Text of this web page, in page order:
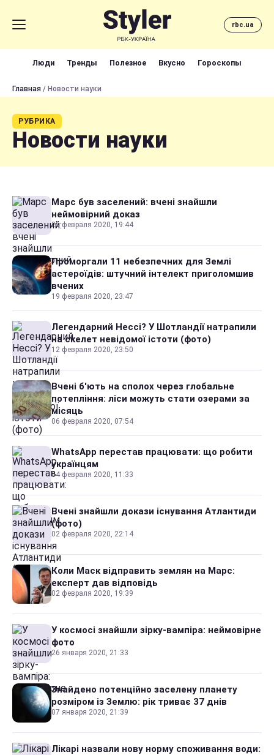
rbc.ua
Люди Тренды Полезное Вкусно Гороскопы
Главная / Новости науки
РУБРИКА
Новости науки
Марс був заселений: вчені знайшли
неймовірний доказ
25 февраля 2020, 19:44
Проморгали 11 небезпечних для Землі
астероїдів: штучний інтелект приголомшив
вчених
19 февраля 2020, 23:47
Легендарний Нессі? У Шотландії натрапили
на скелет невідомої істоти (фото)
12 февраля 2020, 23:50
Вчені б'ють на сполох через глобальне
потепління: ліси можуть стати озерами за
місяць
06 февраля 2020, 07:54
WhatsApp перестав працювати: що робити
українцям
04 февраля 2020, 11:33
Вчені знайшли докази існування Атлантиди
(фото)
02 февраля 2020, 22:14
Коли Маск відправить землян на Марс:
експерт дав відповідь
02 февраля 2020, 19:39
У космосі знайшли зірку-вампіра: неймовірне
фото
26 января 2020, 21:33
Знайдено потенційно заселену планету
розміром із Землю: рік триває 37 днів
07 января 2020, 21:39
Лікарі назвали нову норму споживання води: